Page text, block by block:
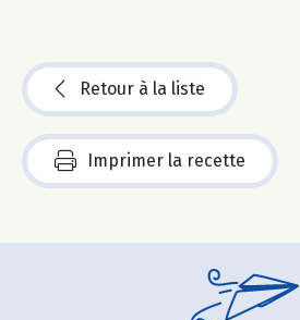
Retour à la liste
Imprimer la recette